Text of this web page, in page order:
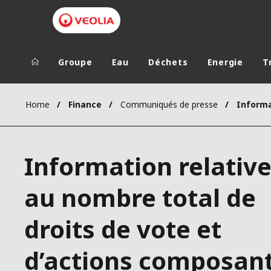
Groupe Veolia
CAMPUS
FONDATION
INSTITUT
Dans le
AMÉRIQUE
Groupe Eau Déchets Energie
Home Finance Communiqués de presse
Information relative
au nombre total de
droits de vote et
d’actions